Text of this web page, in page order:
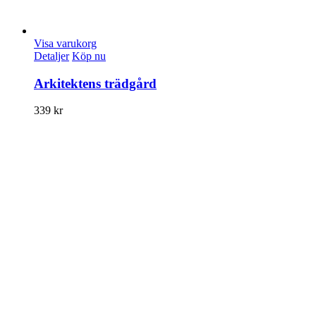
Visa varukorg
Detaljer Köp nu
Arkitektens trädgård
339 kr